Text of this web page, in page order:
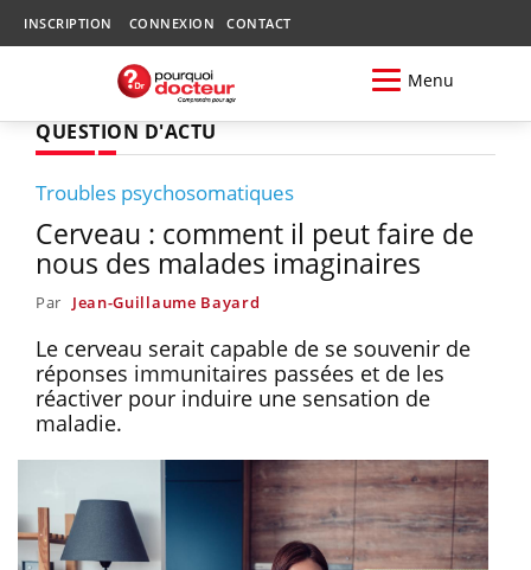
INSCRIPTION CONNEXION CONTACT
Menu
QUESTION D'ACTU
Troubles psychosomatiques
Cerveau : comment il peut faire de
nous des malades imaginaires
Par Jean-Guillaume Bayard
Le cerveau serait capable de se souvenir de
réponses immunitaires passées et de les
réactiver pour induire une sensation de
maladie.